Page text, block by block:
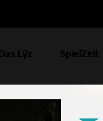
Das Lÿz SpielZeit